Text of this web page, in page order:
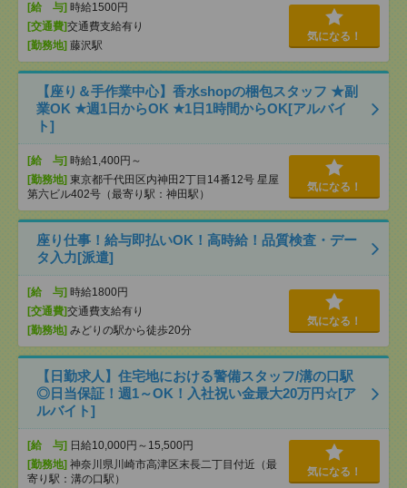
[給 与] 時給1500円
[交通費]交通費支給有り
[勤務地] 藤沢駅
気になる！
【座り＆手作業中心】香水shopの梱包スタッフ ★副
業OK ★週1日からOK ★1日1時間からOK[アルバイ
ト]
[給 与] 時給1,400円～
[勤務地] 東京都千代田区内神田2丁目14番12号 星屋
第六ビル402号（最寄り駅：神田駅）
気になる！
座り仕事！給与即払いOK！高時給！品質検査・デー
タ入力[派遣]
[給 与] 時給1800円
[交通費]交通費支給有り
[勤務地] みどりの駅から徒歩20分
気になる！
【日勤求人】住宅地における警備スタッフ/溝の口駅
◎日当保証！週1～OK！入社祝い金最大20万円☆[ア
ルバイト]
[給 与] 日給10,000円～15,500円
[勤務地] 神奈川県川崎市高津区末長二丁目付近（最
寄り駅：溝の口駅）
気になる！